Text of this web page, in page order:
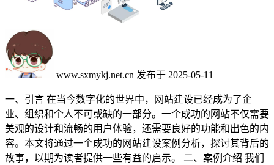
www.sxmykj.net.cn 发布于 2025-05-11
一、引言 在当今数字化的世界中，网站建设已经成为了企
业、组织和个人不可或缺的一部分。一个成功的网站不仅需要
美观的设计和流畅的用户体验，还需要良好的功能和出色的内
容。本文将通过一个成功的网站建设案例分析，探讨其背后的
故事，以期为读者提供一些有益的启示。 二、案例介绍 我们